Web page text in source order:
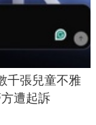
千張兒童不雅
遭起訴